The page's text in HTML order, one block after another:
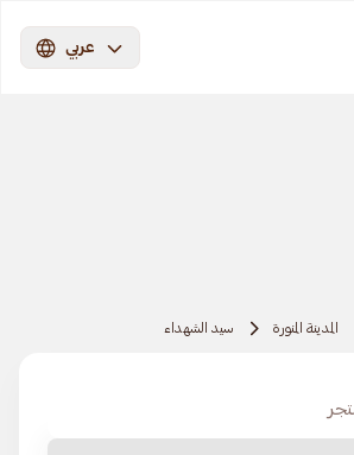
عربي
المدينة المنورة سيد الشهداء